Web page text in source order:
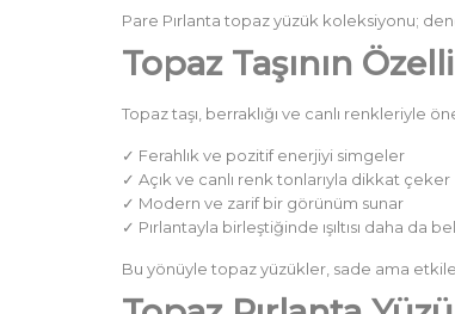
Pare Pırlanta topaz yüzük koleksiyonu;
Topaz Taşının
Topaz taşı, berraklığı ve canlı renkleriyle
✓ Ferahlık ve pozitif enerjiyi simgeler
✓ Açık ve canlı renk tonlarıyla dikkat çeker
✓ Modern ve zarif bir görünüm sunar
✓ Pırlantayla birleştiğinde ışıltısı daha da
Bu yönüyle topaz yüzükler, sade ama